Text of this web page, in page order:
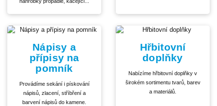
Nápisy a
přípisy na
pomník
Provádíme sekání i pískování
nápisů, zlacení, stříbření a
barvení nápisů do kamene.
Hřbitovní
doplňky
Nabízíme hřbitovní doplňky v
širokém sortimentu tvarů, barev
a materiálů.